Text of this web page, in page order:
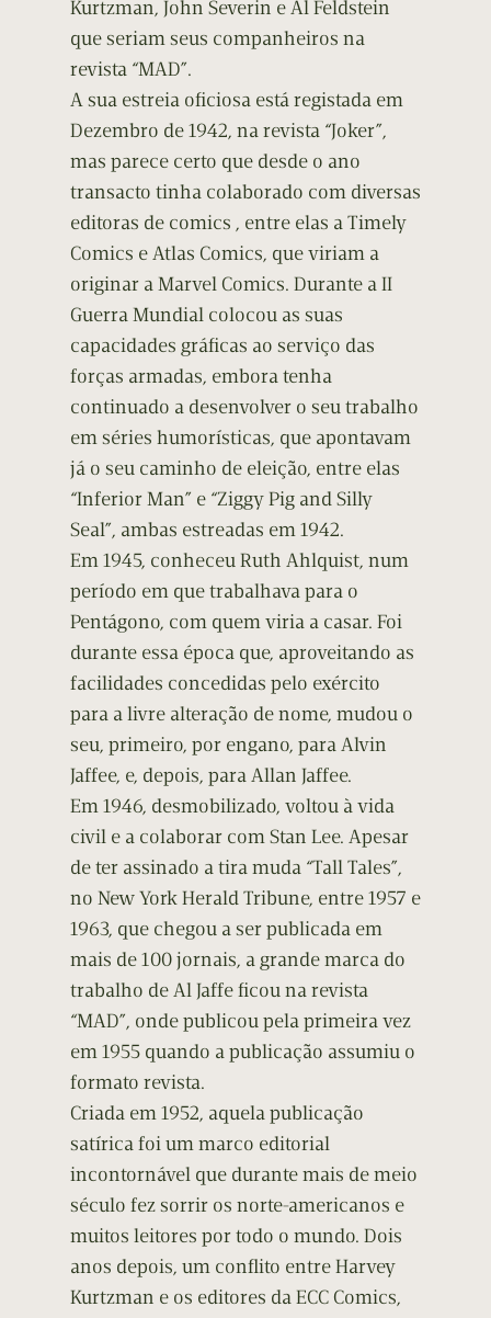
Kurtzman, John Severin e Al Feldstein
que seriam seus companheiros na
revista “MAD”.
A sua estreia oficiosa está registada em
Dezembro de 1942, na revista “Joker”,
mas parece certo que desde o ano
transacto tinha colaborado com diversas
editoras de comics , entre elas a Timely
Comics e Atlas Comics, que viriam a
originar a Marvel Comics. Durante a II
Guerra Mundial colocou as suas
capacidades gráficas ao serviço das
forças armadas, embora tenha
continuado a desenvolver o seu trabalho
em séries humorísticas, que apontavam
já o seu caminho de eleição, entre elas
“Inferior Man” e “Ziggy Pig and Silly
Seal”, ambas estreadas em 1942.
Em 1945, conheceu Ruth Ahlquist, num
período em que trabalhava para o
Pentágono, com quem viria a casar. Foi
durante essa época que, aproveitando as
facilidades concedidas pelo exército
para a livre alteração de nome, mudou o
seu, primeiro, por engano, para Alvin
Jaffee, e, depois, para Allan Jaffee.
Em 1946, desmobilizado, voltou à vida
civil e a colaborar com Stan Lee. Apesar
de ter assinado a tira muda “Tall Tales”,
no New York Herald Tribune, entre 1957 e
1963, que chegou a ser publicada em
mais de 100 jornais, a grande marca do
trabalho de Al Jaffe ficou na revista
“MAD”, onde publicou pela primeira vez
em 1955 quando a publicação assumiu o
formato revista.
Criada em 1952, aquela publicação
satírica foi um marco editorial
incontornável que durante mais de meio
século fez sorrir os norte-americanos e
muitos leitores por todo o mundo. Dois
anos depois, um conflito entre Harvey
Kurtzman e os editores da ECC Comics,